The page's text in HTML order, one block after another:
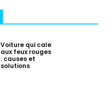
Voiture qui cale
aux feux rouges
: causes et
solutions